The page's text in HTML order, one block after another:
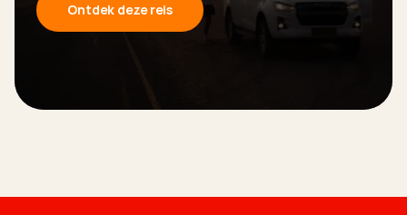
Ontdek deze reis